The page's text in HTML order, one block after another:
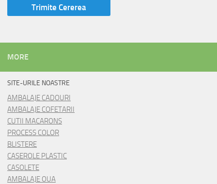
MORE
SITE-URILE NOASTRE
AMBALAJE CADOURI
AMBALAJE COFETARII
CUTII MACARONS
PROCESS COLOR
BLISTERE
CASEROLE PLASTIC
CASOLETE
AMBALAJE OUA